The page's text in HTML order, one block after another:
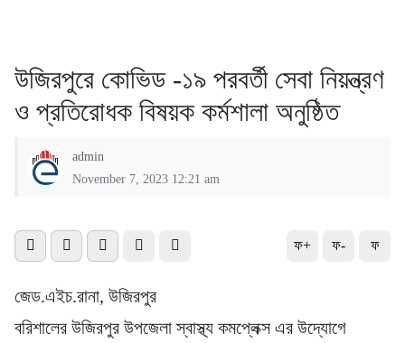
উজিরপুরে কোভিড -১৯ পরবর্তী সেবা নিয়ন্ত্রণ
ও প্রতিরোধক বিষয়ক কর্মশালা অনুষ্ঠিত
admin
November 7, 2023 12:21 am
ফ+ ফ- ফ
জেড.এইচ.রানা, উজিরপুর
বরিশালের উজিরপুর উপজেলা স্বাস্থ্য কমপ্লেক্স এর উদ্যোগে